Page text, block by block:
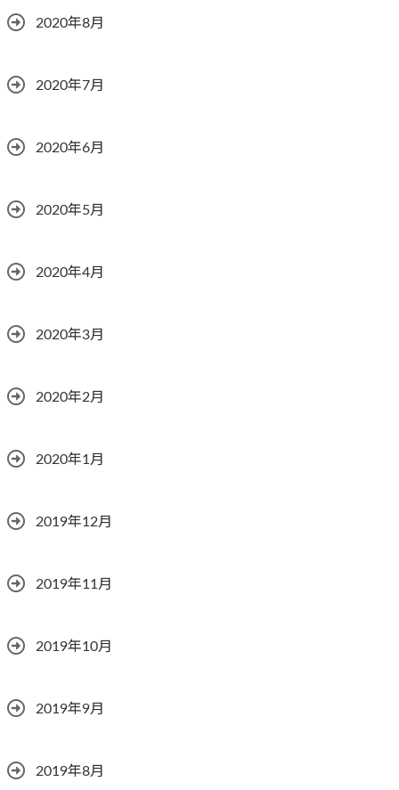
2020年8月
2020年7月
2020年6月
2020年5月
2020年4月
2020年3月
2020年2月
2020年1月
2019年12月
2019年11月
2019年10月
2019年9月
2019年8月